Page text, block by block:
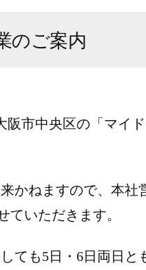
のご案内
阪市中央区の「マイ
かねますので、本
ていただきます。
ても5日・6日両日